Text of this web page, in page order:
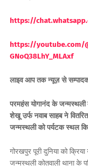
https://
https://youtube.com/
GNoQ38LhY_MLAxf
लाइव आप तक न्यूज़ से
परमहंस योगानंद के जन्मस्थली
शेखू उर्फ नवाब साहब ने
जन्मस्थली को पर्यटक स्थल
गोरखपुर पूरी दुनिया को
जन्मस्थली कोतवाली थाना के